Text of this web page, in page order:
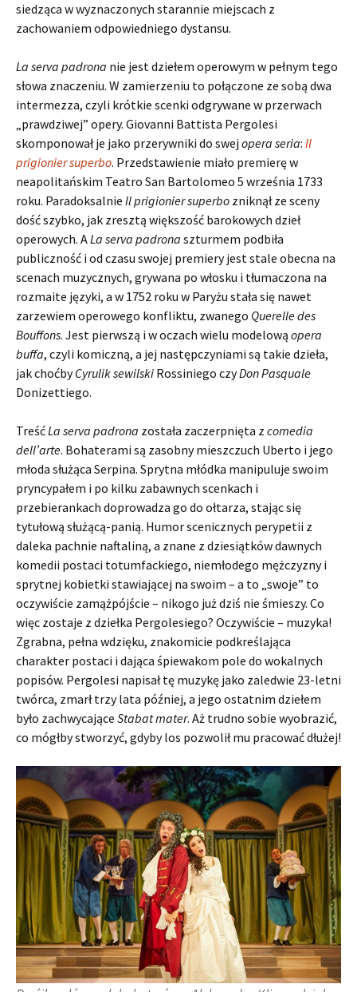
siedząca w wyznaczonych starannie miejscach z
zachowaniem odpowiedniego dystansu.
La serva padrona nie jest dziełem operowym w pełnym tego
słowa znaczeniu. W zamierzeniu to połączone ze sobą dwa
intermezza, czyli krótkie scenki odgrywane w przerwach
„prawdziwej” opery. Giovanni Battista Pergolesi
skomponował je jako przerywniki do swej opera seria: Il
prigionier superbo. Przedstawienie miało premierę w
neapolitańskim Teatro San Bartolomeo 5 września 1733
roku. Paradoksalnie Il prigionier superbo zniknął ze sceny
dość szybko, jak zresztą większość barokowych dzieł
operowych. ALa serva padrona szturmem podbiła
publiczność i od czasu swojej premiery jest stale obecna na
scenach muzycznych, grywana po włosku i tłumaczona na
rozmaite języki, a w 1752 roku w Paryżu stała się nawet
zarzewiem operowego konfliktu, zwanego Querelle des
Bouffons. Jest pierwszą i w oczach wielu modelową opera
buffa, czyli komiczną, a jej następczyniami są takie dzieła,
jak choćbyCyrulik sewilski Rossiniego czyDon Pasquale
Donizettiego.
TreśćLa serva padrona została zaczerpnięta z comedia
dell’arte. Bohaterami są zasobny mieszczuch Uberto i jego
młoda służąca Serpina. Sprytna młódka manipuluje swoim
pryncypałem i po kilku zabawnych scenkach i
przebierankach doprowadza go do ołtarza, stając się
tytułową służącą-panią. Humor scenicznych perypetii z
daleka pachnie naftaliną, a znane z dziesiątków dawnych
komedii postaci totumfackiego, niemłodego mężczyzny i
sprytnej kobietki stawiającej na swoim – a to „swoje” to
oczywiście zamążpójście – nikogo już dziś nie śmieszy. Co
więc zostaje z dziełka Pergolesiego? Oczywiście – muzyka!
Zgrabna, pełna wdzięku, znakomicie podkreślająca
charakter postaci i dająca śpiewakom pole do wokalnych
popisów. Pergolesi napisał tę muzykę jako zaledwie 23-letni
twórca, zmarł trzy lata później, a jego ostatnim dziełem
było zachwycające Stabat mater. Aż trudno sobie wyobrazić,
co mógłby stworzyć, gdyby los pozwolił mu pracować dłużej!